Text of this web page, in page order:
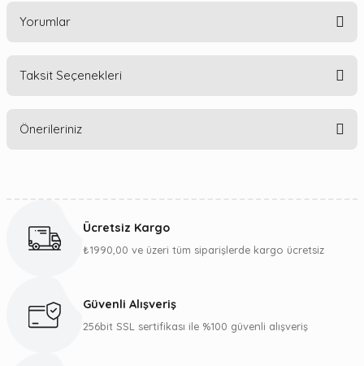
Yorumlar
Taksit Seçenekleri
Önerileriniz
Görüş ve önerileriniz için teşekkür ederiz.
Ürün bilgilerinde hatalar bulunuyor.
Ücretsiz Kargo
₺1990,00 ve üzeri tüm siparişlerde kargo ücretsiz
Güvenli Alışveriş
256bit SSL sertifikası ile %100 güvenli alışveriş